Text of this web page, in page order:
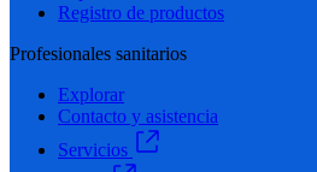
Registro de productos
Profesionales sanitarios
Explorar
Contacto y asistencia
Servicios